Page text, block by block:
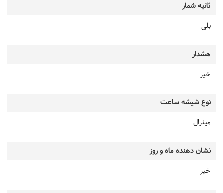
ثانیه شمار
بلی
هشدار
خیر
نوع شیشه ساعت
مینرال
نشان دهنده ماه و روز
خیر